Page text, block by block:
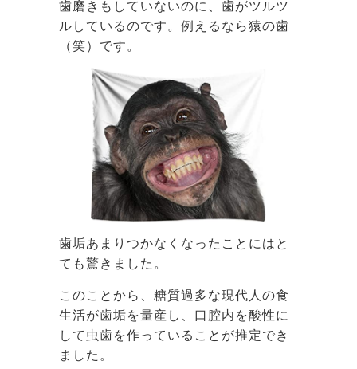
歯磨きもしていないのに、歯がツルツ
ルしているのです。例えるなら猿の歯
（笑）です。
歯垢あまりつかなくなったことにはと
ても驚きました。
このことから、糖質過多な現代人の食
生活が歯垢を量産し、口腔内を酸性に
して虫歯を作っていることが推定でき
ました。